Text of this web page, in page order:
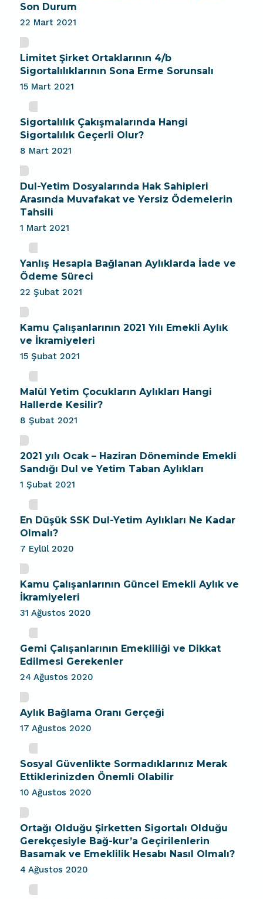
Son Durum
22 Mart 2021
Limitet Şirket Ortaklarının 4/b
Sigortalılıklarının Sona Erme Sorunsalı
15 Mart 2021
Sigortalılık Çakışmalarında Hangi
Sigortalılık Geçerli Olur?
8 Mart 2021
Dul-Yetim Dosyalarında Hak Sahipleri
Arasında Muvafakat ve Yersiz Ödemelerin
Tahsili
1 Mart 2021
Yanlış Hesapla Bağlanan Aylıklarda İade ve
Ödeme Süreci
22 Şubat 2021
Kamu Çalışanlarının 2021 Yılı Emekli Aylık
ve İkramiyeleri
15 Şubat 2021
Malûl Yetim Çocukların Aylıkları Hangi
Hallerde Kesilir?
8 Şubat 2021
2021 yılı Ocak – Haziran Döneminde Emekli
Sandığı Dul ve Yetim Taban Aylıkları
1 Şubat 2021
En Düşük SSK Dul-Yetim Aylıkları Ne Kadar
Olmalı?
7 Eylül 2020
Kamu Çalışanlarının Güncel Emekli Aylık ve
İkramiyeleri
31 Ağustos 2020
Gemi Çalışanlarının Emekliliği ve Dikkat
Edilmesi Gerekenler
24 Ağustos 2020
Aylık Bağlama Oranı Gerçeği
17 Ağustos 2020
Sosyal Güvenlikte Sormadıklarınız Merak
Ettiklerinizden Önemli Olabilir
10 Ağustos 2020
Ortağı Olduğu Şirketten Sigortalı Olduğu
Gerekçesiyle Bağ-kur’a Geçirilenlerin
Basamak ve Emeklilik Hesabı Nasıl Olmalı?
4 Ağustos 2020